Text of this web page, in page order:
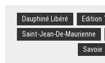
»
Dauphiné Libéré Edition
Saint-Jean-De-Maurienne
Savoie